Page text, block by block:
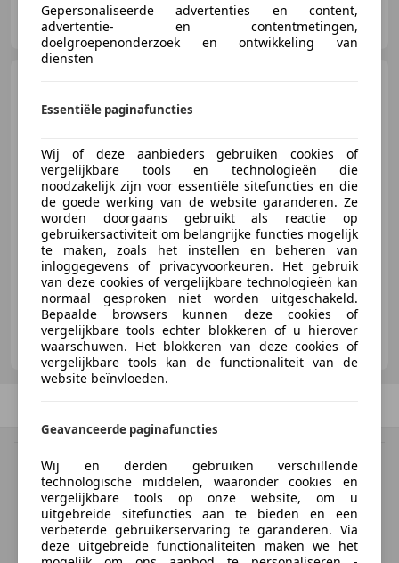
Greven Automotive B.V.
NL-9502 EC STADSKANAAL
€ 4.500
10/2005 129.496 km Diesel 74 kW (101 PK)
Greven Automotive B.V.
NL-9502 EC STADSKANAAL
BTW verrekenbaar
Specificatie van de fabrikant voor nieuwe voertuigen. Afhankelijk van de
kilometerstand, het rijgedrag, de leeftijd van de batterij en het
laadgedrag, kan de radius van occasies aanzienlijk variëren.
Gepersonaliseerde advertenties en content,
advertentie- en contentmetingen,
doelgroepenonderzoek en ontwikkeling van
diensten
Essentiële paginafuncties
Wij of deze aanbieders gebruiken cookies of
vergelijkbare tools en technologieën die
noodzakelijk zijn voor essentiële sitefuncties en die
de goede werking van de website garanderen. Ze
worden doorgaans gebruikt als reactie op
gebruikersactiviteit om belangrijke functies mogelijk
te maken, zoals het instellen en beheren van
inloggegevens of privacyvoorkeuren. Het gebruik
van deze cookies of vergelijkbare technologieën kan
normaal gesproken niet worden uitgeschakeld.
Bepaalde browsers kunnen deze cookies of
vergelijkbare tools echter blokkeren of u hierover
waarschuwen. Het blokkeren van deze cookies of
vergelijkbare tools kan de functionaliteit van de
website beïnvloeden.
Geavanceerde paginafuncties
Wij en derden gebruiken verschillende
technologische middelen, waaronder cookies en
vergelijkbare tools op onze website, om u
uitgebreide sitefuncties aan te bieden en een
verbeterde gebruikerservaring te garanderen. Via
deze uitgebreide functionaliteiten maken we het